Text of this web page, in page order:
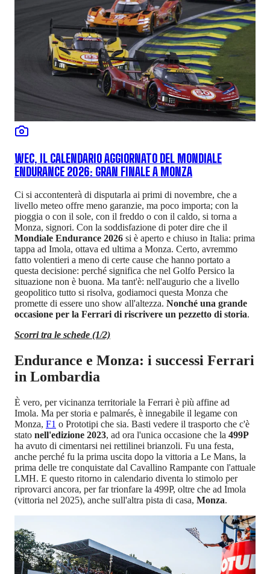
WEC, IL CALENDARIO AGGIORNATO DEL MONDIALE
ENDURANCE 2026: GRAN FINALE A MONZA
Ci si accontenterà di disputarla ai primi di novembre, che a
livello meteo offre meno garanzie, ma poco importa; con la
pioggia o con il sole, con il freddo o con il caldo, si torna a
Monza, signori. Con la soddisfazione di poter dire che il
Mondiale Endurance 2026 si è aperto e chiuso in Italia: prima
tappa ad Imola, ottava ed ultima a Monza. Certo, avremmo
fatto volentieri a meno di certe cause che hanno portato a
questa decisione: perché significa che nel Golfo Persico la
situazione non è buona. Ma tant'è: nell'augurio che a livello
geopolitico tutto si risolva, godiamoci questa Monza che
promette di essere uno show all'altezza. Nonché una grande
occasione per la Ferrari di riscrivere un pezzetto di storia.
Scorri tra le schede (1/2)
Endurance e Monza: i successi Ferrari
in Lombardia
È vero, per vicinanza territoriale la Ferrari è più affine ad
Imola. Ma per storia e palmarés, è innegabile il legame con
Monza, F1 o Prototipi che sia. Basti vedere il trasporto che c'è
stato nell'edizione 2023, ad ora l'unica occasione che la 499P
ha avuto di cimentarsi nei rettilinei brianzoli. Fu una festa,
anche perché fu la prima uscita dopo la vittoria a Le Mans, la
prima delle tre conquistate dal Cavallino Rampante con l'attuale
LMH. E questo ritorno in calendario diventa lo stimolo per
riprovarci ancora, per far trionfare la 499P, oltre che ad Imola
(vittoria nel 2025), anche sull'altra pista di casa, Monza.